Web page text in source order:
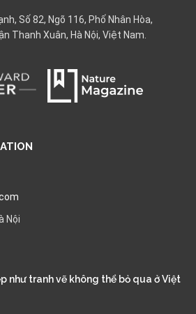
Số 82, Ngõ 116, Phố Nhân Hòa,
Thanh Xuân, Hà Nội, Việt Nam.
Nội
như tranh vẽ không thể bỏ qua ở Việt